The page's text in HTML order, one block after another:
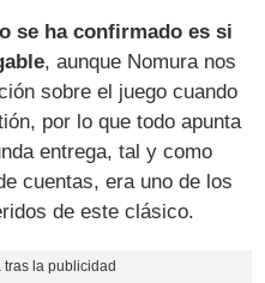
se ha confirmado es si
, aunque Nomura nos
sobre el juego cuando
por lo que todo apunta
entrega, tal y como
cuentas, era uno de los
de este clásico.